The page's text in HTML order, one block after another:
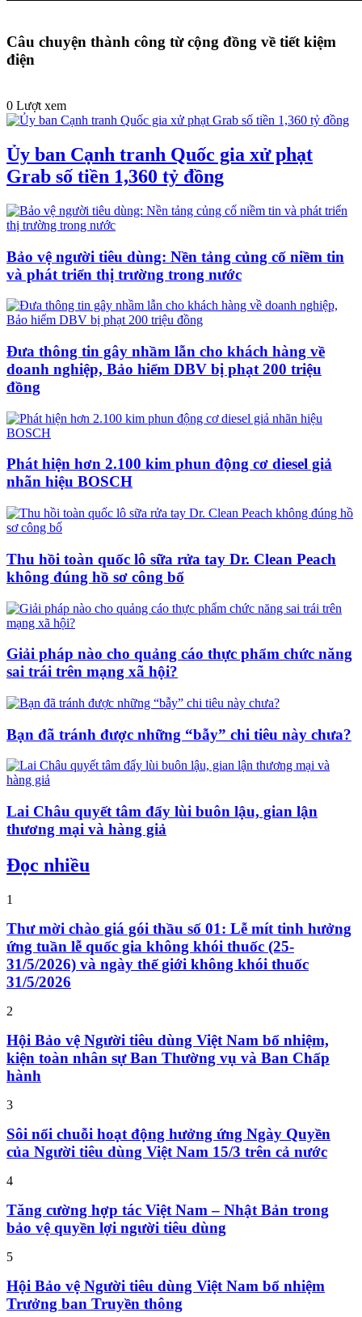
Câu chuyện thành công từ cộng đồng về tiết kiệm
điện
0 Lượt xem
Ủy ban Cạnh tranh Quốc gia xử phạt
Grab số tiền 1,360 tỷ đồng
Bảo vệ người tiêu dùng: Nền tảng củng cố niềm tin
và phát triển thị trường trong nước
Đưa thông tin gây nhầm lẫn cho khách hàng về
doanh nghiệp, Bảo hiểm DBV bị phạt 200 triệu
đồng
Phát hiện hơn 2.100 kim phun động cơ diesel giả
nhãn hiệu BOSCH
Thu hồi toàn quốc lô sữa rửa tay Dr. Clean Peach
không đúng hồ sơ công bố
Giải pháp nào cho quảng cáo thực phẩm chức năng
sai trái trên mạng xã hội?
Bạn đã tránh được những “bẫy” chi tiêu này chưa?
Lai Châu quyết tâm đẩy lùi buôn lậu, gian lận
thương mại và hàng giả
Đọc nhiều
1
Thư mời chào giá gói thầu số 01: Lễ mít tinh hưởng
ứng tuần lễ quốc gia không khói thuốc (25-
31/5/2026) và ngày thế giới không khói thuốc
31/5/2026
2
Hội Bảo vệ Người tiêu dùng Việt Nam bổ nhiệm,
kiện toàn nhân sự Ban Thường vụ và Ban Chấp
hành
3
Sôi nổi chuỗi hoạt động hưởng ứng Ngày Quyền
của Người tiêu dùng Việt Nam 15/3 trên cả nước
4
Tăng cường hợp tác Việt Nam – Nhật Bản trong
bảo vệ quyền lợi người tiêu dùng
5
Hội Bảo vệ Người tiêu dùng Việt Nam bổ nhiệm
Trưởng ban Truyền thông